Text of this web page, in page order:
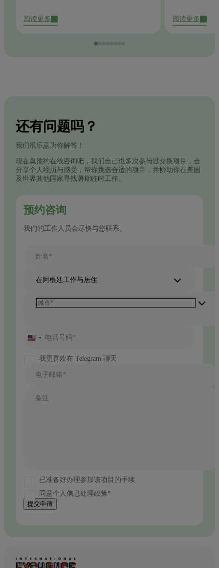
阅读更多 阅读更多
还有问题吗？
我们很乐意为你解答！
现在就预约在线咨询吧，我们自己也多次参与过交换项目，会
分享个人经历与感受，帮你挑选合适的项目，并协助你在美国
及世界其他国家寻找暑期临时工作。
预约咨询
我们的工作人员会尽快与您联系。
姓名*
在阿根廷工作与居住
United
+1
电话号码*
我更喜欢在 Telegram 聊天
电子邮箱*
备注
已准备好办理参加该项目的手续
同意个人信息处理政策*
提交申请